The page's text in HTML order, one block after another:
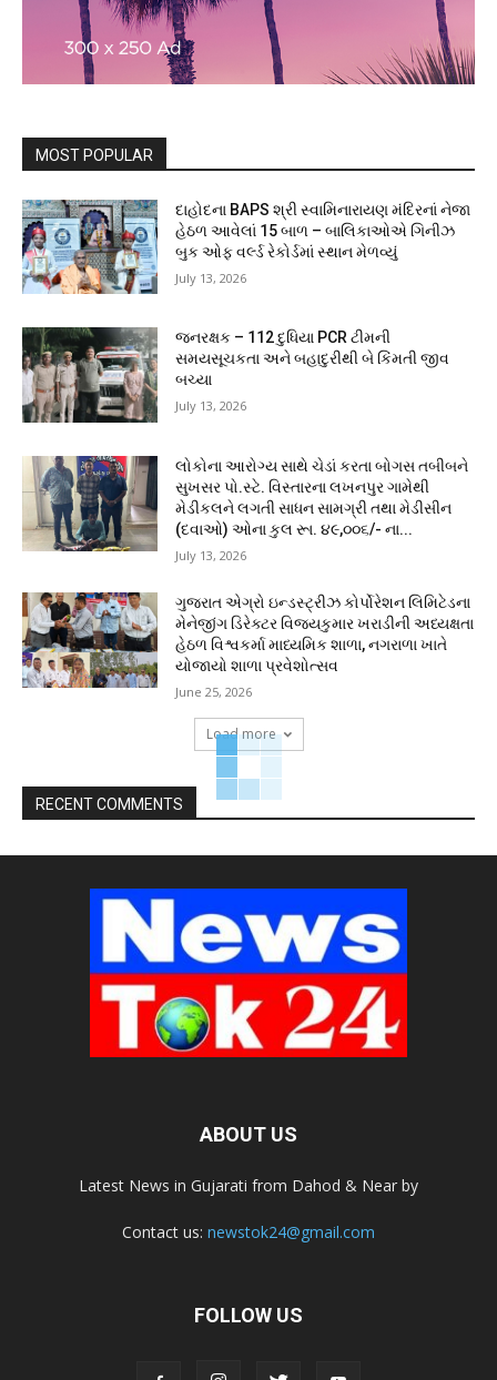
MOST POPULAR
દાહોદના BAPS શ્રી સ્વામિનારાયણ મંદિરનાં નેજા
હેઠળ આવેલાં 15 બાળ – બાલિકાઓએ ગિનીઝ
બુક ઓફ વર્લ્ડ રેકોર્ડમાં સ્થાન મેળવ્યું
July 13, 2026
જનરક્ષક – 112 દુધિયા PCR ટીમની
સમયસૂચકતા અને બહાદુરીથી બે કિંમતી જીવ
બચ્યા
July 13, 2026
લોકોના આરોગ્ય સાથે ચેડાં કરતા બોગસ તબીબને
સુખસર પો.સ્ટે. વિસ્તારના લખનપુર ગામેથી
મેડીકલને લગતી સાધન સામગ્રી તથા મેડીસીન
(દવાઓ) ઓના કુલ રૂા. ૪૯,૦૦૬/- ના...
July 13, 2026
ગુજરાત એગ્રો ઇન્ડસ્ટ્રીઝ કોર્પોરેશન લિમિટેડના
મેનેજીંગ ડિરેક્ટર વિજયકુમાર ખરાડીની અધ્યક્ષતા
હેઠળ વિશ્વકર્મા માધ્યમિક શાળા, નગરાળા ખાતે
યોજાયો શાળા પ્રવેશોત્સવ
June 25, 2026
Load more
RECENT COMMENTS
ABOUT US
Latest News in Gujarati from Dahod & Near by
Contact us: newstok24@gmail.com
FOLLOW US